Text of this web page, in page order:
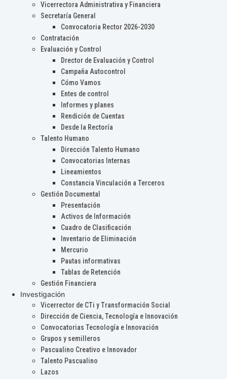
Vicerrectora Administrativa y Financiera
Secretaría General
Convocatoria Rector 2026-2030
Contratación
Evaluación y Control
Drector de Evaluación y Control
Campaña Autocontrol
Cómo Vamos
Entes de control
Informes y planes
Rendición de Cuentas
Desde la Rectoría
Talento Humano
Dirección Talento Humano
Convocatorias Internas
Lineamientos
Constancia Vinculación a Terceros
Gestión Documental
Presentación
Activos de Información
Cuadro de Clasificación
Inventario de Eliminación
Mercurio
Pautas informativas
Tablas de Retención
Gestión Financiera
Investigación
Vicerrector de CTi y Transformación Social
Dirección de Ciencia, Tecnología e Innovación
Convocatorias Tecnología e Innovación
Grupos y semilleros
Pascualino Creativo e Innovador
Talento Pascualino
Lazos